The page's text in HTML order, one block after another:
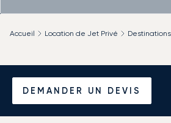
DEMANDER UN DEVIS
Accueil Location de Jet Privé Destinations
Louer un Jet
vers Tahiti